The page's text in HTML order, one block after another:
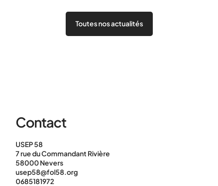
Toutes nos actualités
Contact
USEP 58
7 rue du Commandant Rivière
58000 Nevers
usep58@fol58.org
0685181972